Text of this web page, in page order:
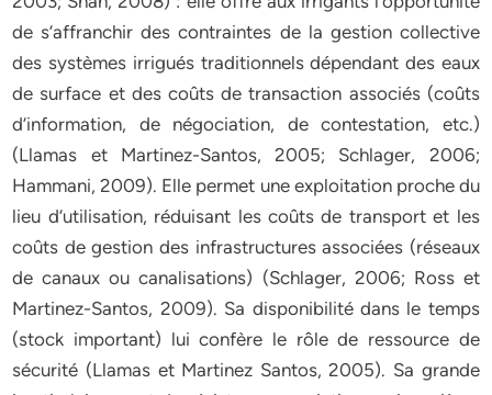
de s’affranchir des contraintes de la gestion collective
des systèmes irrigués traditionnels dépendant des eaux
de surface et des coûts de transaction associés (coûts
d’information, de négociation, de contestation, etc.)
(Llamas et Martinez-Santos, 2005; Schlager, 2006;
Hammani, 2009). Elle permet une exploitation proche du
lieu d’utilisation, réduisant les coûts de transport et les
coûts de gestion des infrastructures associées (réseaux
de canaux ou canalisations) (Schlager, 2006; Ross et
Martinez-Santos, 2009). Sa disponibilité dans le temps
(stock important) lui confère le rôle de ressource de
sécurité (Llamas et Martinez Santos, 2005). Sa grande